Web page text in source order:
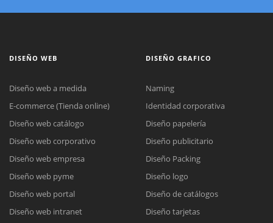
DISEÑO WEB
Diseño web a medida
E-commerce (Tienda online)
Diseño web catálogo
Diseño web corporativo
Diseño web empresa
Diseño web pyme
Diseño web portal
Diseño web intranet
DISEÑO GRAFICO
Naming
Identidad corporativa
Diseño papelería
Diseño publicitario
Diseño Packing
Diseño logo
Diseño de catálogos
Diseño tarjetas